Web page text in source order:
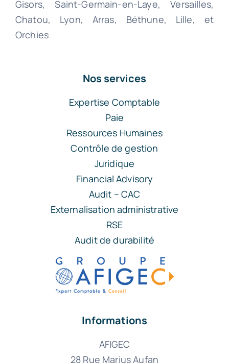
Gisors, Saint-Germain-en-Laye, Versailles,
Chatou, Lyon, Arras, Béthune, Lille, et
Orchies
Nos services
Expertise Comptable
Paie
Ressources Humaines
Contrôle de gestion
Juridique
Financial Advisory
Audit – CAC
Externalisation administrative
RSE
Audit de durabilité
Informations
AFIGEC
28 Rue Marius Aufan